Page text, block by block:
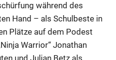
während des
Hand – als Schulbeste in
Plätze auf dem Podest
Warrior“ Jonathan